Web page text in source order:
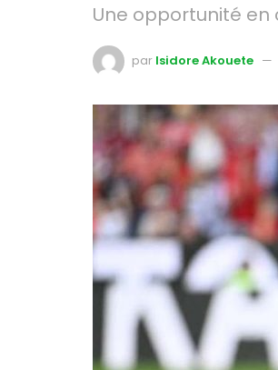
Une opportunité en
par Isidore Akouete